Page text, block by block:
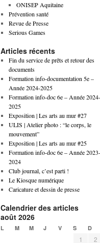
ONISEP Aquitaine
Prévention santé
Revue de Presse
Serious Games
Articles récents
Fin du service de prêts et retour des
documents
Formation info-documentation 5e –
Année 2024-2025
Formation info-doc 6e – Année 2024-
2025
Exposition | Les arts au mur #27
ULIS | Atelier photo : “le corps, le
mouvement”
Exposition | Les arts au mur #25
Formation info-doc 6e – Année 2023-
2024
Club journal, c’est parti !
Le Kiosque numérique
Caricature et dessin de presse
Calendrier des articles
août 2026
L M M J V S D
1
2